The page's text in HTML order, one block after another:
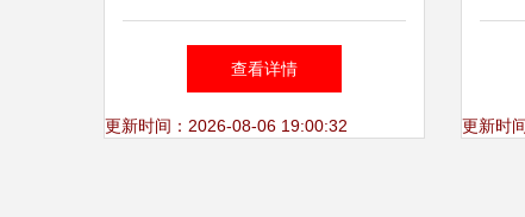
开启智能化销售新纪元
查看详情
更新时间：2026-08-06 19:00:32 更新时